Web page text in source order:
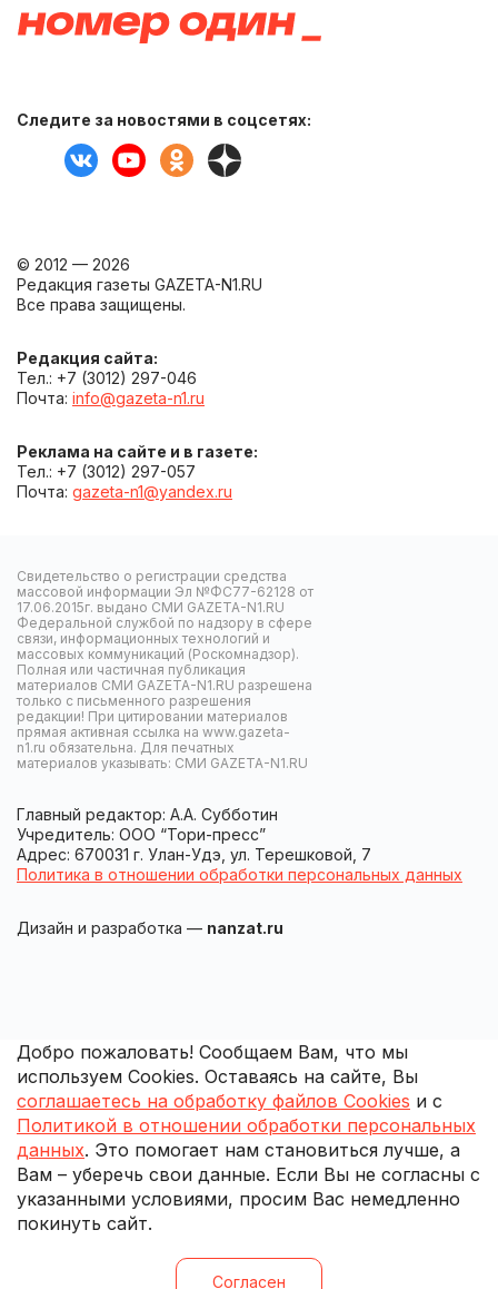
Следите за новостями в соцсетях:
© 2012 — 2026
Редакция газеты GAZETA-N1.RU
Все права защищены.
Редакция сайта:
Тел.: +7 (3012) 297-046
Почта: info@gazeta-n1.ru
Реклама на сайте и в газете:
Тел.: +7 (3012) 297-057
Почта: gazeta-n1@yandex.ru
Свидетельство о регистрации средства
массовой информации Эл №ФС77-62128 от
17.06.2015г. выдано СМИ GAZETA-N1.RU
Федеральной службой по надзору в сфере
связи, информационных технологий и
массовых коммуникаций (Роскомнадзор).
Полная или частичная публикация
материалов СМИ GAZETA-N1.RU разрешена
только с письменного разрешения
редакции! При цитировании материалов
прямая активная ссылка на www.gazeta-
n1.ru обязательна. Для печатных
материалов указывать: СМИ GAZETA-N1.RU
Главный редактор: А.А. Субботин
Учредитель: ООО “Тори-пресс”
Адрес: 670031 г. Улан-Удэ, ул. Терешковой, 7
Политика в отношении обработки персональных данных
Дизайн и разработка — nanzat.ru
Добро пожаловать! Сообщаем Вам, что мы
используем Cookies. Оставаясь на сайте, Вы
соглашаетесь на обработку файлов Cookies и с
Политикой в отношении обработки персональных
данных. Это помогает нам становиться лучше, а
Вам – уберечь свои данные. Если Вы не согласны с
указанными условиями, просим Вас немедленно
покинуть сайт.
Согласен